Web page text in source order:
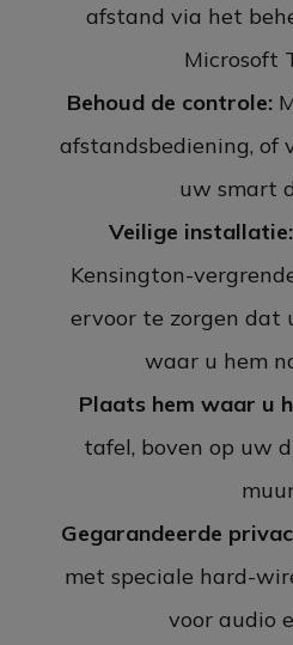
afstand via het
Microsoft
Behoud de controle:
afstandsbediening, of
uw smart
Veilige installatie:
Kensington-
ervoor te zorgen dat
waar u hem
Plaats hem waar u
tafel, boven op uw
Gegarandeerde
met speciale hard-
voor audio